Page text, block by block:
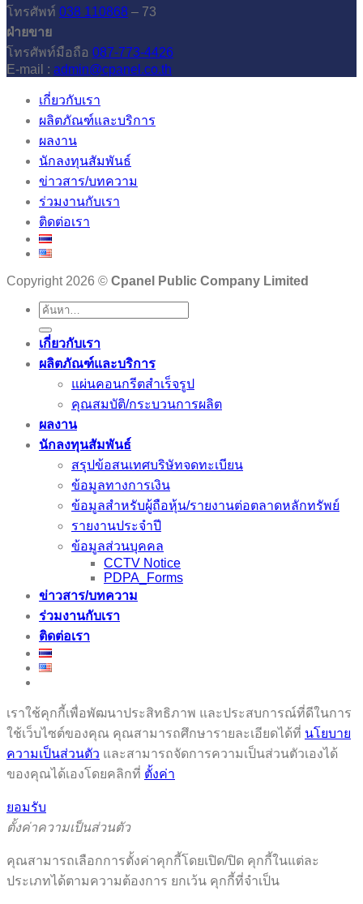
โทรศัพท์ 038 110868 – 73
ฝ่ายขาย
โทรศัพท์มือถือ 087-773-4426
E-mail : admin@cpanel.co.th
เกี่ยวกับเรา
ผลิตภัณฑ์และบริการ
ผลงาน
นักลงทุนสัมพันธ์
ข่าวสาร/บทความ
ร่วมงานกับเรา
ติดต่อเรา
Copyright 2026 © Cpanel Public Company Limited
เกี่ยวกับเรา
ผลิตภัณฑ์และบริการ
แผ่นคอนกรีตสำเร็จรูป
คุณสมบัติ/กระบวนการผลิต
ผลงาน
นักลงทุนสัมพันธ์
สรุปข้อสนเทศบริษัทจดทะเบียน
ข้อมูลทางการเงิน
ข้อมูลสำหรับผู้ถือหุ้น/รายงานต่อตลาดหลักทรัพย์
รายงานประจำปี
ข้อมูลส่วนบุคคล
CCTV Notice
PDPA_Forms
ข่าวสาร/บทความ
ร่วมงานกับเรา
ติดต่อเรา
เราใช้คุกกี้เพื่อพัฒนาประสิทธิภาพ และประสบการณ์ที่ดีในการ
ใช้เว็บไซต์ของคุณ คุณสามารถศึกษารายละเอียดได้ที่ นโยบาย
ความเป็นส่วนตัว และสามารถจัดการความเป็นส่วนตัวเองได้
ของคุณได้เองโดยคลิกที่ ตั้งค่า
ยอมรับ
ตั้งค่าความเป็นส่วนตัว
คุณสามารถเลือกการตั้งค่าคุกกี้โดยเปิด/ปิด คุกกี้ในแต่ละ
ประเภทได้ตามความต้องการ ยกเว้น คุกกี้ที่จำเป็น